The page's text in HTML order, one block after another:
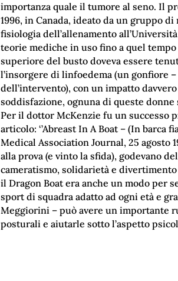
importanza quale il tumore al seno. Il
1996, in Canada, ideato da un gruppo
fisiologia dell’allenamento
teorie mediche in uso fino a quel
superiore del busto doveva essere
l’insorgere di linfoedema (un gonfiore
dell’intervento), con un impatto
soddisfazione, ognuna di queste
Per il dottor McKenzie fu un successo
articolo: ‘’Abreast In A Boat – (In barca
Medical Association Journal, 25 agosto
alla prova (e vinto la sfida), godevano
cameratismo, solidarietà e divertimento
il Dragon Boat era anche un modo per
sport di squadra adatto ad ogni età e
Meggiorini – può avere un importante
posturali e aiutarle sotto l’aspetto